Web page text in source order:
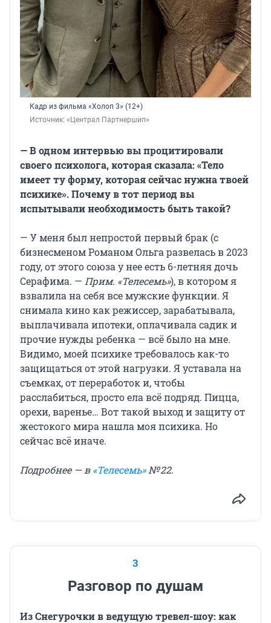
Кадр из фильма «Холоп 3» (12+)
Источник: «Централ Партнершип»
— В одном интервью вы процитировали
своего психолога, которая сказала: «Тело
имеет ту форму, которая сейчас нужна твоей
психике». Почему в тот период вы
испытывали необходимость быть такой?
— У меня был непростой первый брак (с
бизнесменом Романом Ольга развелась в 2023
году, от этого союза у нее есть 6-летняя дочь
Серафима. — Прим. «Телесемь»), в котором я
взвалила на себя все мужские функции. Я
снимала кино как режиссер, зарабатывала,
выплачивала ипотеки, оплачивала садик и
прочие нужды ребенка — всё было на мне.
Видимо, моей психике требовалось как-то
защищаться от этой нагрузки. Я уставала на
съемках, от переработок и, чтобы
расслабиться, просто ела всё подряд. Пицца,
орехи, варенье… Вот такой выход и защиту от
жестокого мира нашла моя психика. Но
сейчас всё иначе.
Подробнее — в«Телесемь»№ 22.
3
Разговор по душам
Из Снегурочки в ведущую тревел-шоу: как